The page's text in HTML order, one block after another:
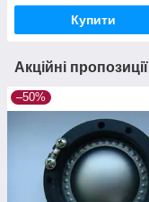
Купити
Акційні
–50%